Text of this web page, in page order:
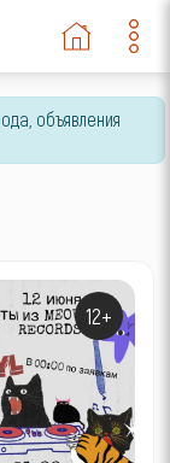
объявления
12+